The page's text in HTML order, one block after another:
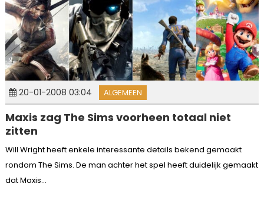
20-01-2008 03:04 ALGEMEEN
Maxis zag The Sims voorheen totaal niet
zitten
Will Wright heeft enkele interessante details bekend gemaakt
rondom The Sims. De man achter het spel heeft duidelijk gemaakt
dat Maxis...